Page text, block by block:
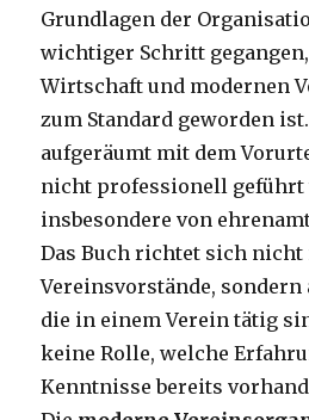
Grundlagen der
wichtiger Schritt
Wirtschaft und modernen
zum Standard geworden
aufgeräumt mit dem
nicht professionell geführt
insbesondere von
Das Buch richtet sich nicht
Vereinsvorstände, sondern
die in einem Verein tätig
keine Rolle, welche
Kenntnisse bereits